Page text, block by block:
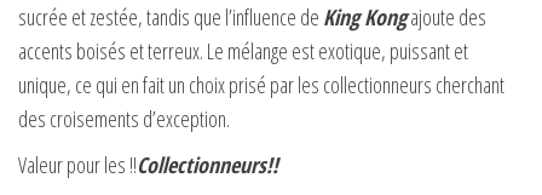
sucrée et zestée, tandis que l’influence de King Kongajoute des
accents boisés et terreux. Le mélange est exotique, puissant et
unique, ce qui en fait un choix prisé par les collectionneurs cherchant
des croisements d’exception.
Valeur pour les !!Collectionneurs!!